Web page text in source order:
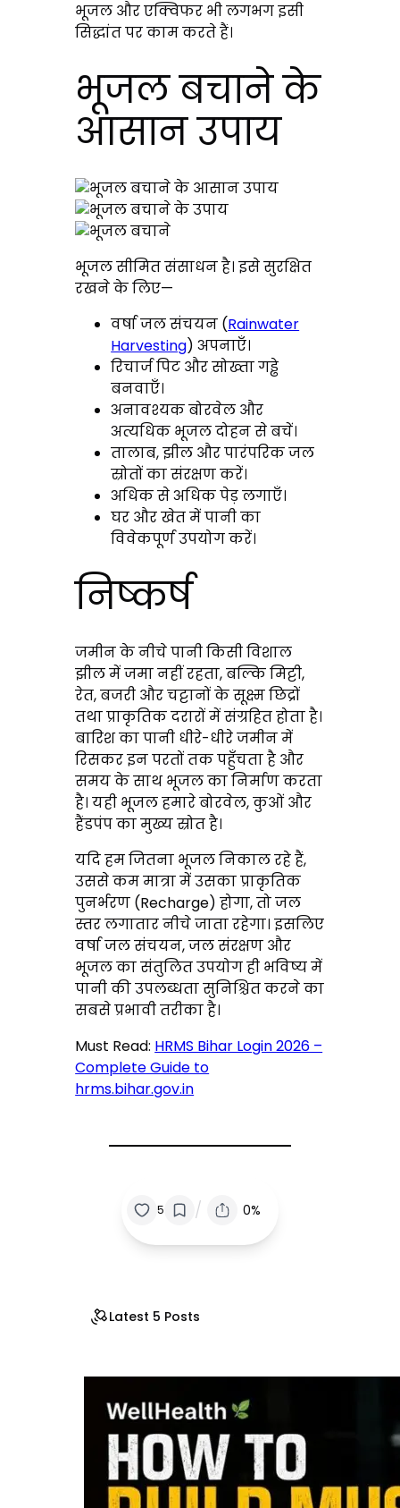
भूजल और एक्विफर भी लगभग इसी
सिद्धांत पर काम करते हैं।
भूजल बचाने के
आसान उपाय
भूजल सीमित संसाधन है। इसे सुरक्षित
रखने के लिए—
वर्षा जल संचयन (Rainwater
Harvesting) अपनाएँ।
रिचार्ज पिट और सोख्ता गड्ढे
बनवाएँ।
अनावश्यक बोरवेल और
अत्यधिक भूजल दोहन से बचें।
तालाब, झील और पारंपरिक जल
स्रोतों का संरक्षण करें।
अधिक से अधिक पेड़ लगाएँ।
घर और खेत में पानी का
विवेकपूर्ण उपयोग करें।
निष्कर्ष
जमीन के नीचे पानी किसी विशाल
झील में जमा नहीं रहता, बल्कि मिट्टी,
रेत, बजरी और चट्टानों के सूक्ष्म छिद्रों
तथा प्राकृतिक दरारों में संग्रहित होता है।
बारिश का पानी धीरे-धीरे जमीन में
रिसकर इन परतों तक पहुँचता है और
समय के साथ भूजल का निर्माण करता
है। यही भूजल हमारे बोरवेल, कुओं और
हैंडपंप का मुख्य स्रोत है।
यदि हम जितना भूजल निकाल रहे हैं,
उससे कम मात्रा में उसका प्राकृतिक
पुनर्भरण (Recharge) होगा, तो जल
स्तर लगातार नीचे जाता रहेगा। इसलिए
वर्षा जल संचयन, जल संरक्षण और
भूजल का संतुलित उपयोग ही भविष्य में
पानी की उपलब्धता सुनिश्चित करने का
सबसे प्रभावी तरीका है।
Must Read: HRMS Bihar Login 2026 –
Complete Guide to
hrms.bihar.gov.in
5 / 0%
Latest 5 Posts